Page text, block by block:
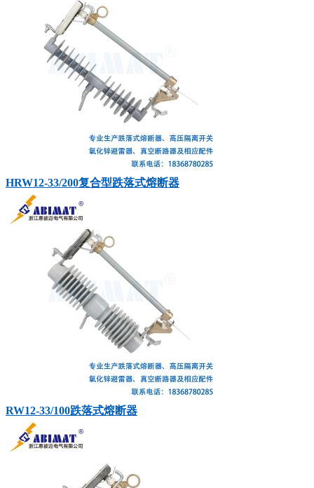
HRW12-33/200复合型跌落式熔断器
RW12-33/100跌落式熔断器